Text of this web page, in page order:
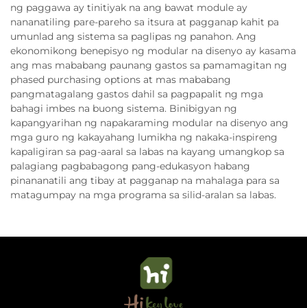
ng paggawa ay tinitiyak na ang bawat module ay
nananatiling pare-pareho sa itsura at pagganap kahit pa
umunlad ang sistema sa paglipas ng panahon. Ang
ekonomikong benepisyo ng modular na disenyo ay kasama
ang mas mababang paunang gastos sa pamamagitan ng
phased purchasing options at mas mababang
pangmatagalang gastos dahil sa pagpapalit ng mga
bahagi imbes na buong sistema. Binibigyan ng
kapangyarihan ng napakaraming modular na disenyo ang
mga guro ng kakayahang lumikha ng nakaka-inspireng
kapaligiran sa pag-aaral sa labas na kayang umangkop sa
palagiang pagbabagong pang-edukasyon habang
pinananatili ang tibay at pagganap na mahalaga para sa
matagumpay na mga programa sa silid-aralan sa labas.